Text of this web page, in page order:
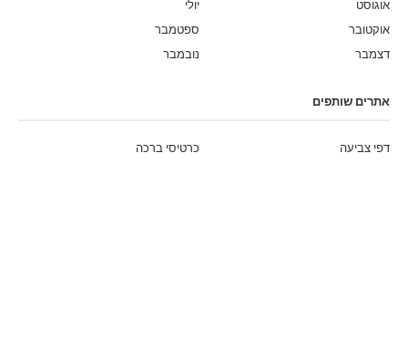
יולי
אוגוסט
ספטמבר
אוקטובר
נובמבר
דצמבר
אתרים שותפים
כרטיסי ברכה דפי צביעה